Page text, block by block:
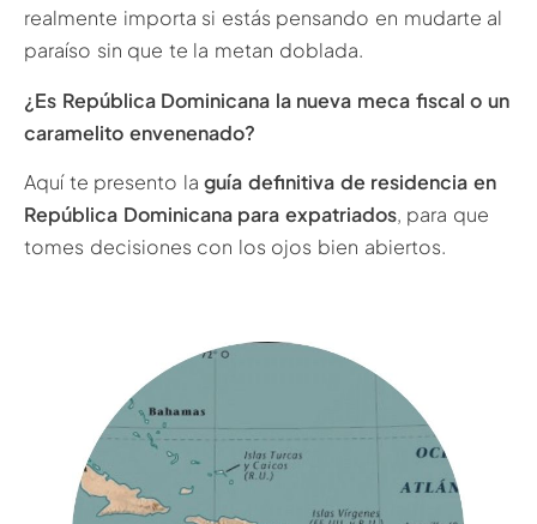
realmente importa si estás pensando en mudarte al
paraíso sin que te la metan doblada.
¿Es República Dominicana la nueva meca fiscal o un
caramelito envenenado?
Aquí te presento laguía definitiva de residencia en
República Dominicana para expatriados, para que
tomes decisiones con los ojos bien abiertos.